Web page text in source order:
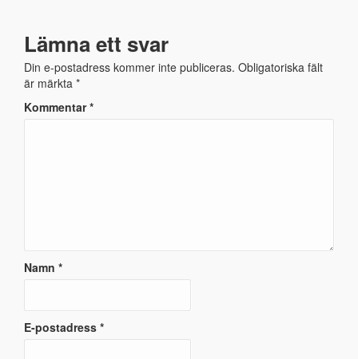
Lämna ett svar
Din e-postadress kommer inte publiceras. Obligatoriska fält
är märkta *
Kommentar*
Namn *
E-postadress *